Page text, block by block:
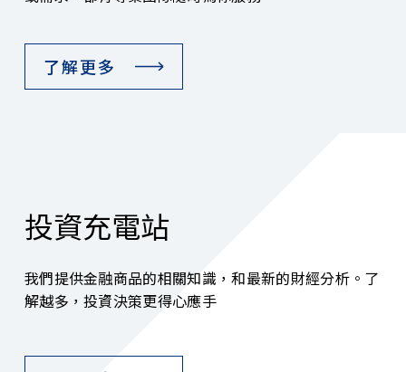
了解更多
投資充電站
我們提供金融商品的相關知識，和最新的財經分析。了
解越多，投資決策更得心應手